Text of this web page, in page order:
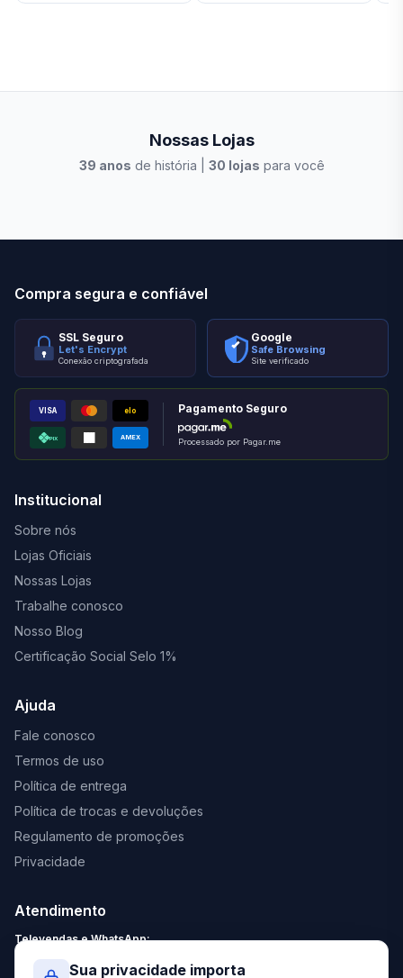
Nossas Lojas
39 anos de história | 30 lojas para você
Compra segura e confiável
SSL Seguro
Let's Encrypt
Conexão criptografada
Google
Safe Browsing
Site verificado
VISA elo
PIX AMEX
Pagamento Seguro
Processado por Pagar.me
Institucional
Sobre nós
Lojas Oficiais
Nossas Lojas
Trabalhe conosco
Nosso Blog
Certificação Social Selo 1%
Ajuda
Fale conosco
Termos de uso
Política de entrega
Política de trocas e devoluções
Regulamento de promoções
Privacidade
Atendimento
Televendas e WhatsApp:
Sua privacidade importa